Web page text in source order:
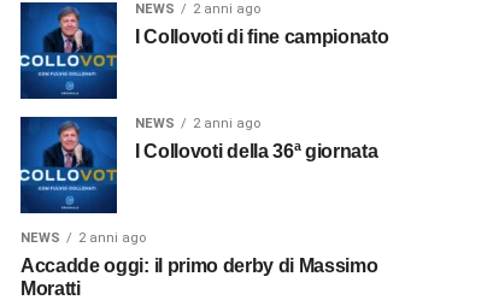
NEWS 2 anni ago
I Collovoti di fine campionato
NEWS 2 anni ago
I Collovoti della 36ª giornata
NEWS 2 anni ago
Accadde oggi: il primo derby di Massimo
Moratti